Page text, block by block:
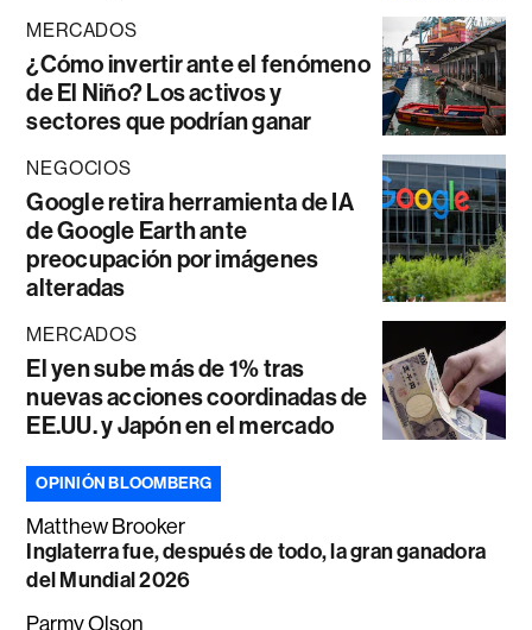
MERCADOS
¿Cómo invertir ante el fenómeno
de El Niño? Los activos y
sectores que podrían ganar
NEGOCIOS
Google retira herramienta de IA
de Google Earth ante
preocupación por imágenes
alteradas
MERCADOS
El yen sube más de 1% tras
nuevas acciones coordinadas de
EE.UU. y Japón en el mercado
OPINIÓN BLOOMBERG
Matthew Brooker
Inglaterra fue, después de todo, la gran ganadora
del Mundial 2026
Parmy Olson